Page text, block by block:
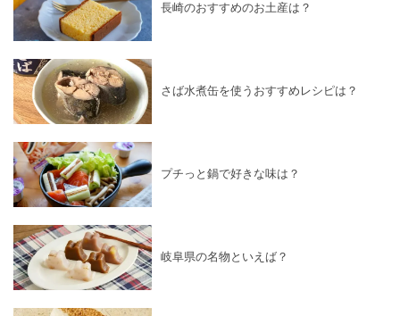
長崎のおすすめのお土産は？
さば水煮缶を使うおすすめレシピは？
プチっと鍋で好きな味は？
岐阜県の名物といえば？